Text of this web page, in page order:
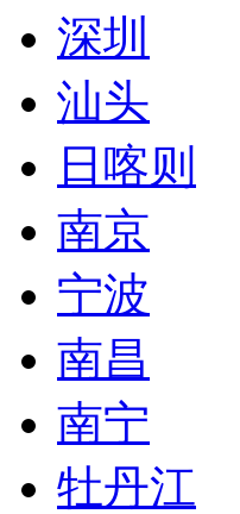
深圳
汕头
日喀则
南京
宁波
南昌
南宁
牡丹江